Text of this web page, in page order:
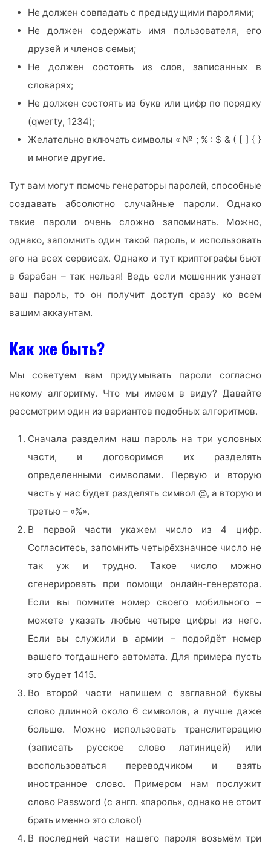
Не должен совпадать с предыдущими паролями;
Не должен содержать имя пользователя, его
друзей и членов семьи;
Не должен состоять из слов, записанных в
словарях;
Не должен состоять из букв или цифр по порядку
(qwerty, 1234);
Желательно включать символы « № ; % : $ & ( [ ] { }
и многие другие.
Тут вам могут помочь генераторы паролей, способные
создавать абсолютно случайные пароли. Однако
такие пароли очень сложно запоминать. Можно,
однако, запомнить один такой пароль, и использовать
его на всех сервисах. Однако и тут криптографы бьют
в барабан – так нельзя! Ведь если мошенник узнает
ваш пароль, то он получит доступ сразу ко всем
вашим аккаунтам.
Как же быть?
Мы советуем вам придумывать пароли согласно
некому алгоритму. Что мы имеем в виду? Давайте
рассмотрим один из вариантов подобных алгоритмов.
Сначала разделим наш пароль на три условных
части, и договоримся их разделять
определенными символами. Первую и вторую
часть у нас будет разделять символ @, а вторую и
третью – «%».
В первой части укажем число из 4 цифр.
Согласитесь, запомнить четырёхзначное число не
так уж и трудно. Такое число можно
сгенерировать при помощи онлайн-генератора.
Если вы помните номер своего мобильного –
можете указать любые четыре цифры из него.
Если вы служили в армии – подойдёт номер
вашего тогдашнего автомата. Для примера пусть
это будет 1415.
Во второй части напишем с заглавной буквы
слово длинной около 6 символов, а лучше даже
больше. Можно использовать транслитерацию
(записать русское слово латиницей) или
воспользоваться переводчиком и взять
иностранное слово. Примером нам послужит
слово Password (с англ. «пароль», однако не стоит
брать именно это слово!)
В последней части нашего пароля возьмём три